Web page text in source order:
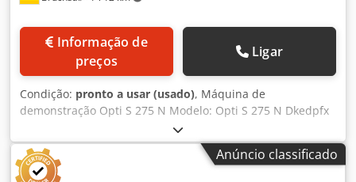
preços
Ligar
Condição: pronto a usar (usado), Máquina de
demonstração Opti S 275 N Modelo: Opti S 275 N Dkedpfx
Adsztcydo Ser Dados técnicos: Área de corte a 0 graus
(circular): diâmetro 225 mm Área de corte a 0 graus: 245 x
180 mm / retangular Área de corte a 45 graus (circular):
diâmetro 160 mm Área de corte a 45 graus: 160 x 160 mm /
Anúncio classificado